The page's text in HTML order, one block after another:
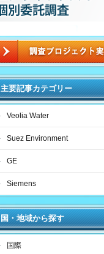
主要記事カテゴリー
Veolia Water
Suez Environment
GE
Siemens
国・地域から探す
国際